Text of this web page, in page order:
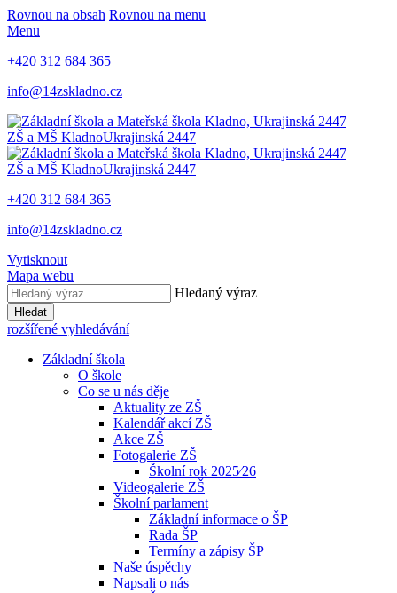
Rovnou na obsah Rovnou na menu
Menu
+420 312 684 365
info@14zskladno.cz
ZŠ a MŠ KladnoUkrajinská 2447
ZŠ a MŠ KladnoUkrajinská 2447
+420 312 684 365
info@14zskladno.cz
Vytisknout
Mapa webu
Hledaný výraz
Hledat
rozšířené vyhledávání
Základní škola
O škole
Co se u nás děje
Aktuality ze ZŠ
Kalendář akcí ZŠ
Akce ZŠ
Fotogalerie ZŠ
Školní rok 2025⁄26
Videogalerie ZŠ
Školní parlament
Základní informace o ŠP
Rada ŠP
Termíny a zápisy ŠP
Naše úspěchy
Napsali o nás